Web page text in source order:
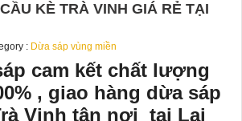
KÈ TRÀ VINH GIÁ RẺ TẠI
: Dừa sáp vùng miền
cam kết chất lượng
, giao hàng dừa sáp
Vinh tận nơi tại Lai